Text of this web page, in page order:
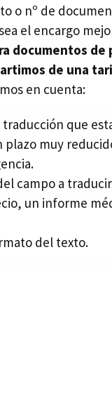
o nº de
el encargo
documentos de
de una
en cuenta:
traducción que
plazo muy
campo a
un informe
del texto.